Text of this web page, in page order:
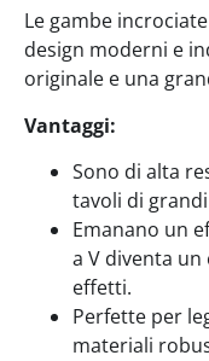
Le gambe
design moderni e
originale e una
Vantaggi:
Sono di alta
tavoli di
Emanano un
a V diventa
effetti.
Perfette per
materiali